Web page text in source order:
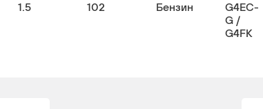
1.5 102 Бензин
G4EC-
G /
G4FK